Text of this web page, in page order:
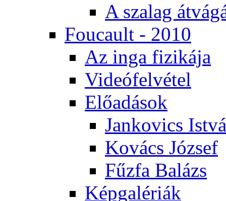
A sza­lag
Fo­u­ca­ult - 2010
Az in­ga fi­zi­ká­ja
Vi­de­ó­fel­vé­tel
Elő­adá­sok
Jan­ko­vics
Ko­vács Jó­zsef
Fűz­fa Ba­lázs
Kép­ga­lé­ri­ák